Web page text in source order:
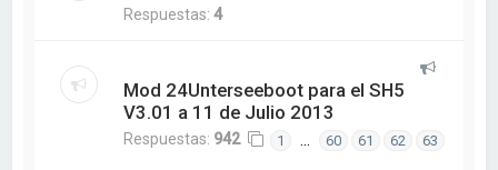
Respuestas:4
Mod 24Unterseeboot para el SH5
V3.01 a 11 de Julio 2013
Respuestas: 942 1 … 60 61 62 63